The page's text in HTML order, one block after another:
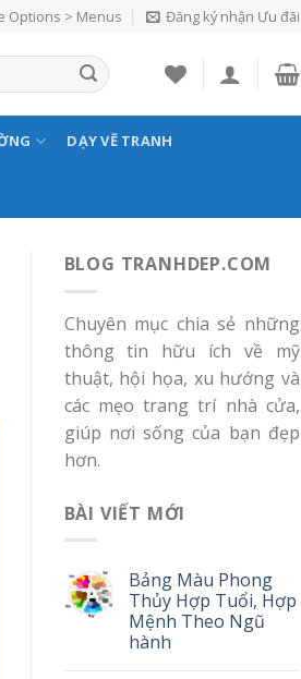
Options > Menus Đăng ký nhận Ưu đãi
DẠY VẼ TRANH
BLOG TRANHDEP.COM
Chuyên mục chia sẻ những
thông tin hữu ích về mỹ
thuật, hội họa, xu hướng và
các mẹo trang trí nhà cửa,
giúp nơi sống của bạn đẹp
hơn.
BÀI VIẾT MỚI
Bảng Màu Phong
Thủy Hợp Tuổi, Hợp
Mệnh Theo Ngũ
hành